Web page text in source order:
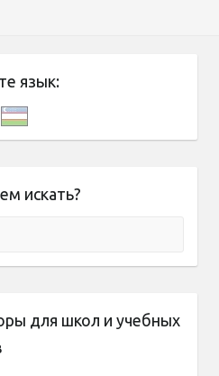
язык:
искать?
для школ и учебных